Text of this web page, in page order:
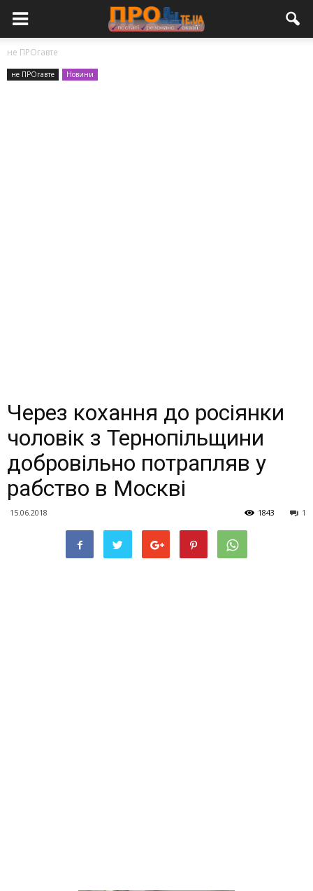
не ПРОгавте
не ПРОгавте Новини
Через кохання до росіянки
чоловік з Тернопільщини
добровільно потрапляв у
рабство в Москві
15.06.2018 1
1843